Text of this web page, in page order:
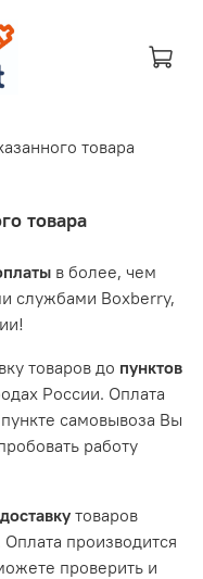
товара
товара
в более, чем
службами Boxberry,
товаров до пунктов
России. Оплата
самовывоза Вы
работу
товаров
производится
проверить и